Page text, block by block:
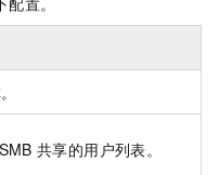
SMB 共享的用户列表。